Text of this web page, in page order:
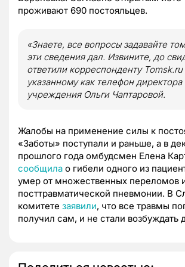
проживают 690 постояльцев.
«Знаете, все вопросы задавайте
эти сведения дал. Извините, до
ответили корреспонденту
указанному как телефон директора
учреждения Ольги Чаптаровой.
Жалобы на применение силы к
«Заботы» поступали и раньше, а в
прошлого года омбудсмен Елена
сообщила о гибели одного из
умер от множественных переломов
посттравматической пневмонии. В
комитете заявили, что все травмы
получил сам, и не стали возбуждать